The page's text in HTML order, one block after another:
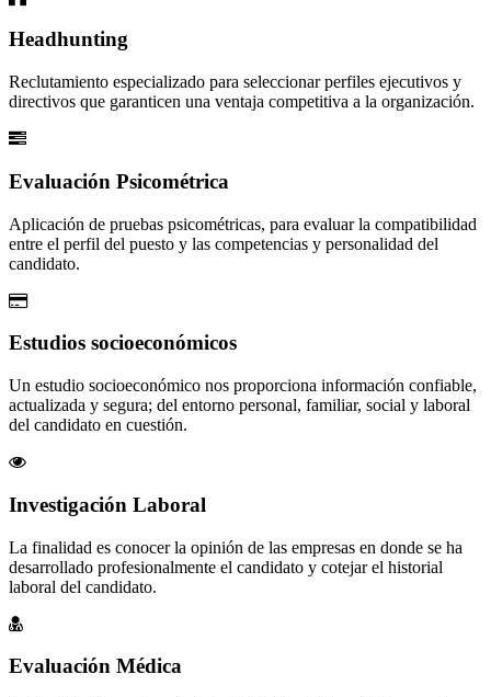
Headhunting
Reclutamiento especializado para seleccionar perfiles ejecutivos y
directivos que garanticen una ventaja competitiva a la organización.
Evaluación Psicométrica
Aplicación de pruebas psicométricas, para evaluar la compatibilidad
entre el perfil del puesto y las competencias y personalidad del
candidato.
Estudios socioeconómicos
Un estudio socioeconómico nos proporciona información confiable,
actualizada y segura; del entorno personal, familiar, social y laboral
del candidato en cuestión.
Investigación Laboral
La finalidad es conocer la opinión de las empresas en donde se ha
desarrollado profesionalmente el candidato y cotejar el historial
laboral del candidato.
Evaluación Médica